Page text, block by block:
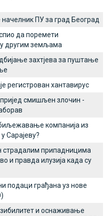
ПУ за град Београд
да поремети
другим земљама
захтјева за пуштање
регистрован хантавирус
смишљен злочин -
компанија из
Сарајеву?
припадницима
и правда илузија када су
подаци грађана уз нове
и оснаживање